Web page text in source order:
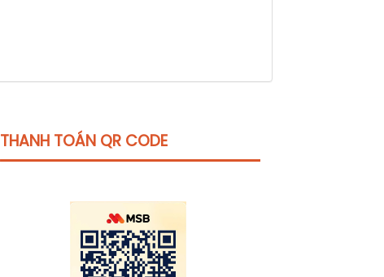
THANH TOÁN QR CODE